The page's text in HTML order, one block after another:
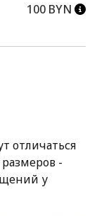
100 BYN
отличаться
-
у